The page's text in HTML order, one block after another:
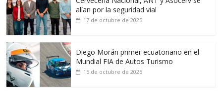
alían por la seguridad vial
17 de octubre de 2025
Diego Morán primer ecuatoriano en el
Mundial FIA de Autos Turismo
15 de octubre de 2025